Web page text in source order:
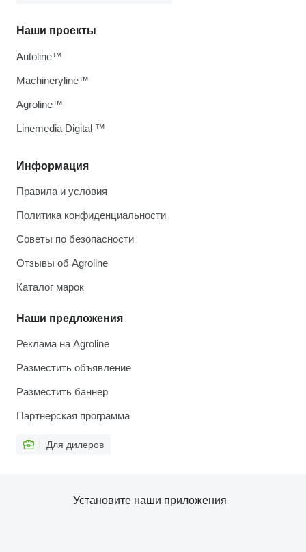
Информация
Правила и условия
Политика конфиденциальности
Советы по безопасности
Отзывы об Agroline
Каталог марок
Наши предложения
Реклама на Agroline
Разместить объявление
Разместить баннер
Партнерская программа
Для дилеров
Наши проекты
Autoline™
Machineryline™
Agroline™
Linemedia Digital ™
Установите наши приложения